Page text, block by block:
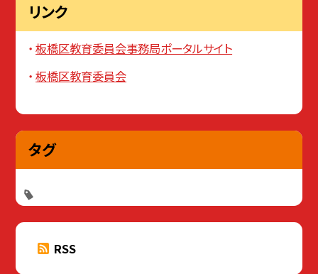
リンク
板橋区教育委員会事務局ポータルサイト
板橋区教育委員会
タグ
RSS